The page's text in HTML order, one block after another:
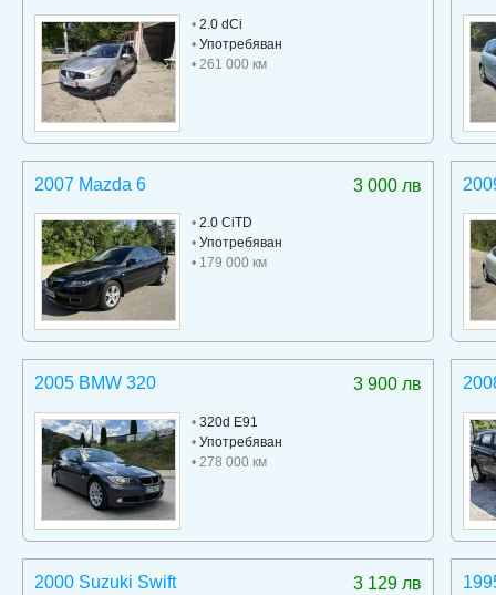
• 2.0 dCi
• Употребяван
• 261 000 км
3 000 лв
2007 Mazda 6
• 2.0 CiTD
• Употребяван
• 179 000 км
3 900 лв
2005 BMW 320
• 320d E91
• Употребяван
• 278 000 км
3 129 лв
2000 Suzuki Swift